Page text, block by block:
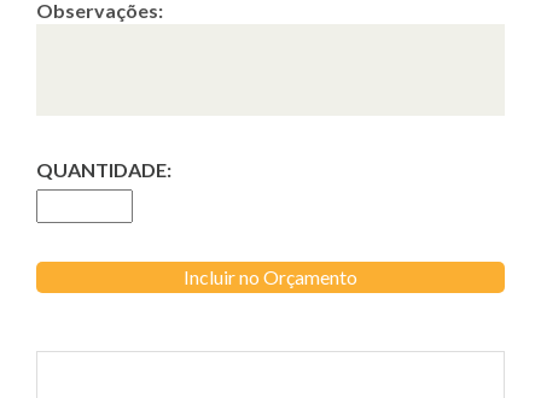
Observações:
QUANTIDADE:
Incluir no Orçamento